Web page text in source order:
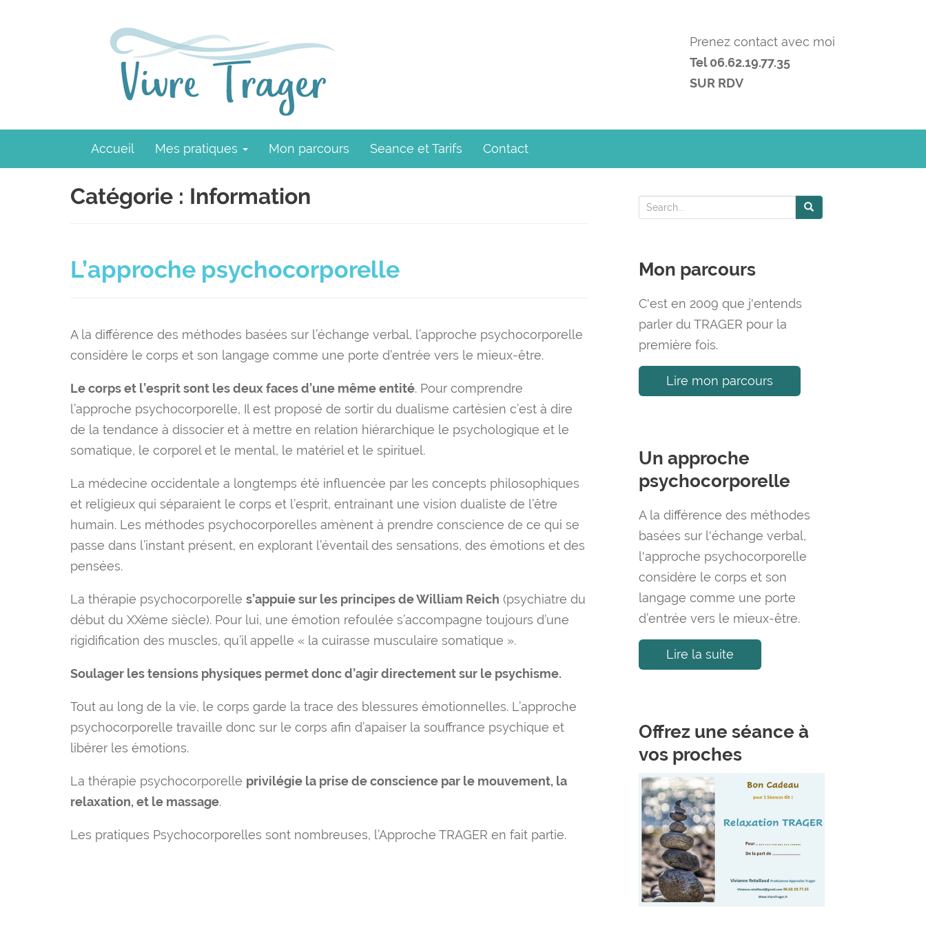
Prenez contact avec moi
Tel 06.62.19.77.35
SUR RDV
Accueil Mes pratiques Mon parcours Seance et Tarifs Contact
Catégorie : Information
L’approche psychocorporelle
A la différence des méthodes basées sur l’échange verbal, l’approche psychocorporelle
considère le corps et son langage comme une porte d’entrée vers le mieux-être.
Le corps et l’esprit sont les deux faces d’une même entité. Pour comprendre
l’approche psychocorporelle, Il est proposé de sortir du dualisme cartésien c’est à dire
de la tendance à dissocier et à mettre en relation hiérarchique le psychologique et le
somatique, le corporel et le mental, le matériel et le spirituel.
La médecine occidentale a longtemps été influencée par les concepts philosophiques
et religieux qui séparaient le corps et l’esprit, entrainant une vision dualiste de l’être
humain. Les méthodes psychocorporelles amènent à prendre conscience de ce qui se
passe dans l’instant présent, en explorant l’éventail des sensations, des émotions et des
pensées.
La thérapie psychocorporelle s’appuie sur les principes de William Reich (psychiatre du
début du XXème siècle). Pour lui, une émotion refoulée s’accompagne toujours d’une
rigidification des muscles, qu’il appelle « la cuirasse musculaire somatique ».
Soulager les tensions physiques permet donc d’agir directement sur le psychisme.
Tout au long de la vie, le corps garde la trace des blessures émotionnelles. L’approche
psychocorporelle travaille donc sur le corps afin d’apaiser la souffrance psychique et
libérer les émotions.
La thérapie psychocorporelle privilégie la prise de conscience par le mouvement, la
relaxation, et le massage.
Les pratiques Psychocorporelles sont nombreuses, l’Approche TRAGER en fait partie.
r
h
f
o
r
:
Mon parcours
C'est en 2009 que j'entends
parler du TRAGER pour la
première fois.
Lire mon parcours
Un approche
psychocorporelle
A la différence des méthodes
basées sur l'échange verbal,
l'approche psychocorporelle
considère le corps et son
langage comme une porte
d’entrée vers le mieux-être.
Lire la suite
Offrez une séance à
vos proches